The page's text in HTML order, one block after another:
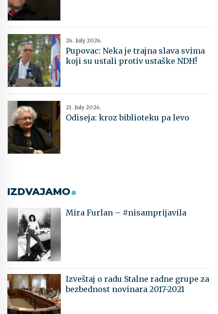
26. July 2026.
Pupovac: Neka je trajna slava svima
koji su ustali protiv ustaške NDH!
21. July 2026.
Odiseja: kroz biblioteku pa levo
IZDVAJAMO
Mira Furlan – #nisamprijavila
Izveštaj o radu Stalne radne grupe za
bezbednost novinara 2017-2021